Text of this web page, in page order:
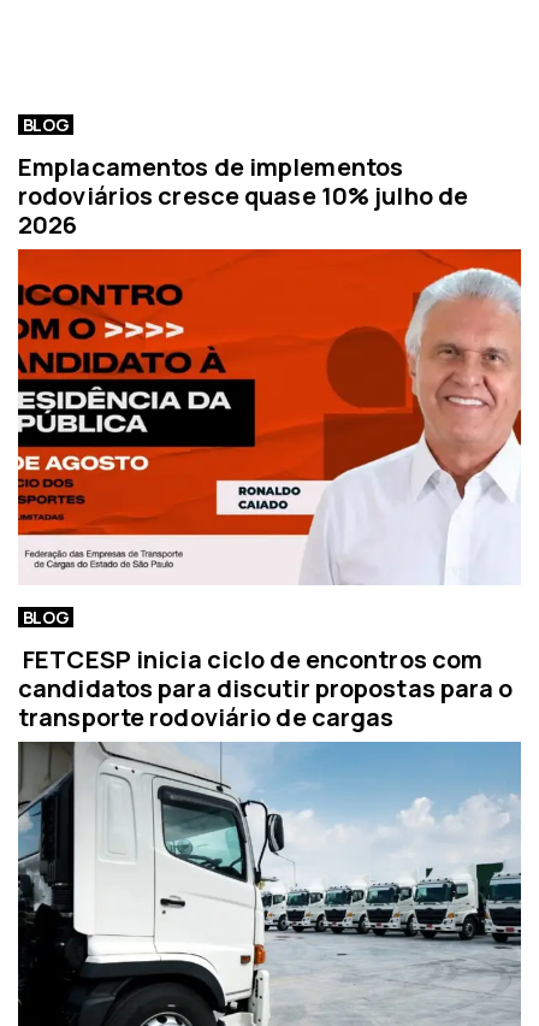
BLOG
Emplacamentos de implementos
rodoviários cresce quase 10% julho de
2026
BLOG
FETCESP inicia ciclo de encontros com
candidatos para discutir propostas para o
transporte rodoviário de cargas